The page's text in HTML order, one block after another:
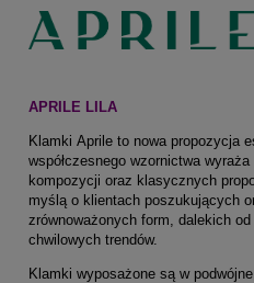
APRILE LILA
Klamki Aprile to nowa propozycja
współczesnego wzornictwa
kompozycji oraz klasycznych
myślą o klientach poszukujących
zrównoważonych form, dalekich
chwilowych trendów.
Klamki wyposażone są w